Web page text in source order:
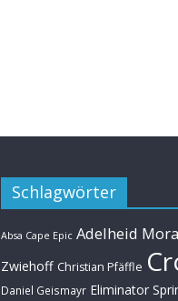
Schlagwörter
Absa Cape Epic Adelheid
Zwiehoff Christian Pfäffle
Daniel Geismayr Eliminator